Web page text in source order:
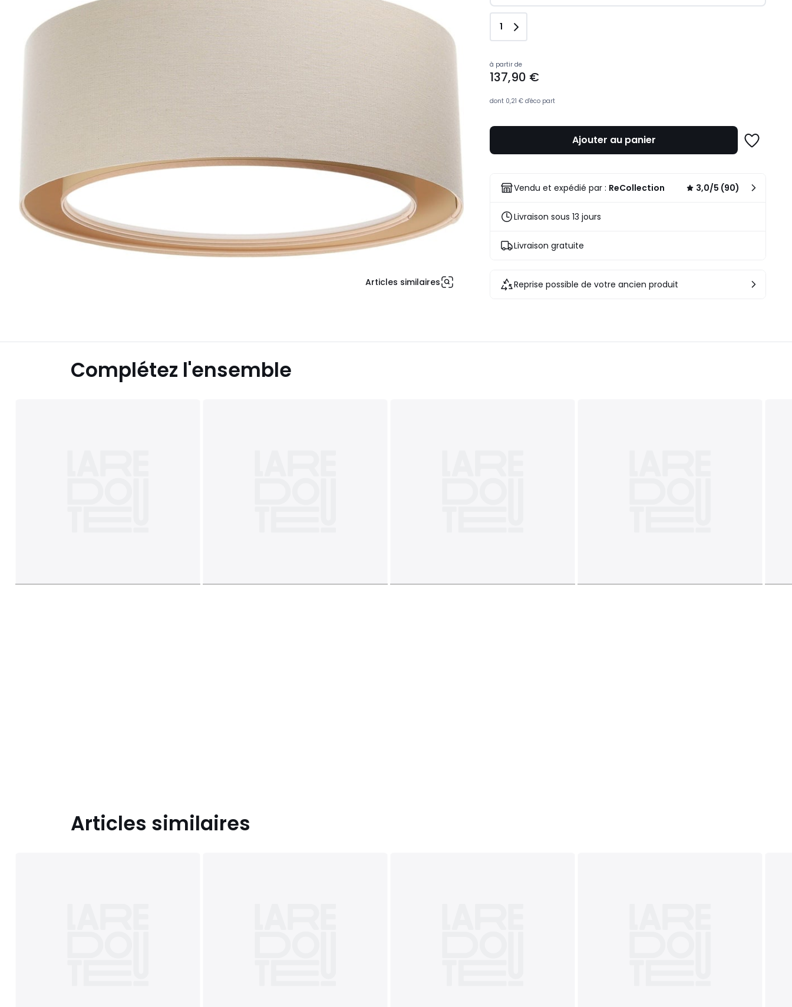
Articles similaires
Quantité
1
Prix
à
de
€.
à partir de
137,90 €
dont 0,21 € d'éco part
Ajouter au panier
Ajouter
Vendu et expédié par : ReCollection 3,0/5 (90)
Livraison sous 13 jours
Livraison gratuite
Reprise possible de votre ancien produit
Complétez l'ensemble
Articles similaires